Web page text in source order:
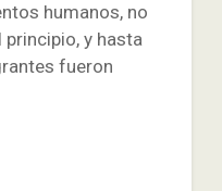
humanos, no
principio, y hasta
fueron